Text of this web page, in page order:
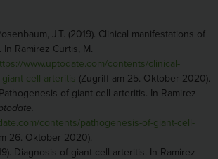
J.T. (2019). Clinical manifestations of
Ramirez Curtis, M.
www.uptodate.com/contents/clinical-
cell-arteritis (Zugriff am 25. Oktober 2020).
of giant cell arteritis. In Ramirez
contents/pathogenesis-of-giant-cell-
26. Oktober 2020).
Diagnosis of giant cell arteritis. In Ramirez